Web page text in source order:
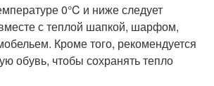
0°C и ниже следует
с теплой шапкой, шарфом,
Кроме того, рекомендуется
обувь, чтобы сохранять тепло